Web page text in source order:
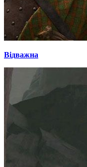
Відважна